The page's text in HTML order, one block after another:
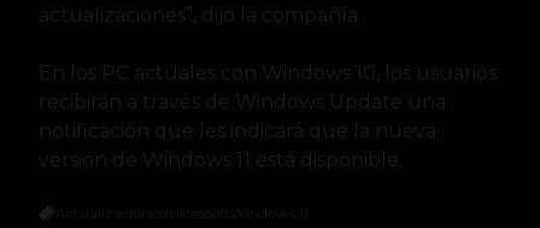
actualizaciones”, dijo la compañía..
En los PC actuales con Windows 10, los usuarios
recibirán a través de Windows Update una
notificación que les indicará que la nueva
versión de Windows 11 está disponible.